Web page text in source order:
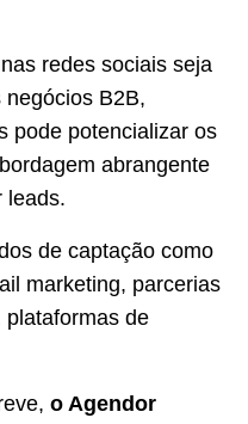
redes sociais seja
negócios B2B,
pode potencializar os
abrangente
leads.
de captação como
marketing, parcerias
plataformas de
o Agendor